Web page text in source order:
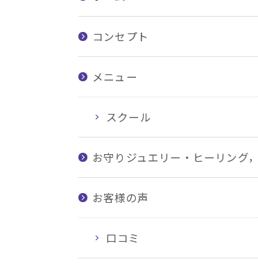
コンセプト
メニュー
スクール
お守りジュエリー・ヒーリング
お客様の声
口コミ